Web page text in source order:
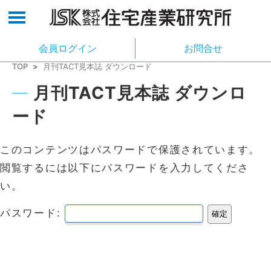
会員ログイン お問合せ
TOP > 月刊TACT見本誌 ダウンロード
月刊TACT見本誌 ダウンロ
ード
このコンテンツはパスワードで保護されています。
閲覧するには以下にパスワードを入力してくださ
い。
パスワード: